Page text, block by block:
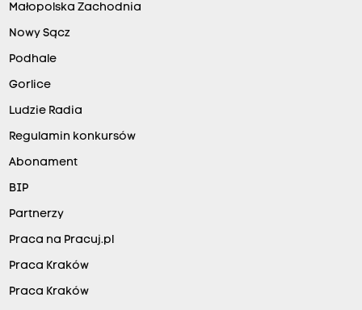
Małopolska Zachodnia
Nowy Sącz
Podhale
Gorlice
Ludzie Radia
Regulamin konkursów
Abonament
BIP
Partnerzy
Praca na Pracuj.pl
Praca Kraków
Praca Kraków